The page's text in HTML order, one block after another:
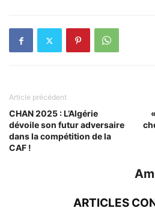
Article précédent
CHAN 2025 : L’Algérie
dévoile son futur adversaire
dans la compétition de la
CAF !
ARTICLES